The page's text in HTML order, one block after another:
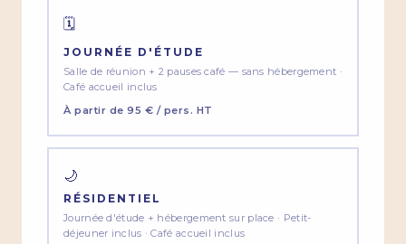
🗓
JOURNÉE D'ÉTUDE
Salle de réunion + 2 pauses café — sans hébergement ·
Café accueil inclus
À partir de 95 € / pers. HT
🌙
RÉSIDENTIEL
Journée d'étude + hébergement sur place · Petit-
déjeuner inclus · Café accueil inclus